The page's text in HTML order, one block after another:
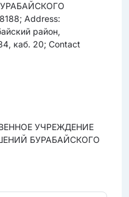
Address:
район,
каб. 20; Contact
УЧРЕЖДЕНИЕ
БУРАБАЙСКОГО